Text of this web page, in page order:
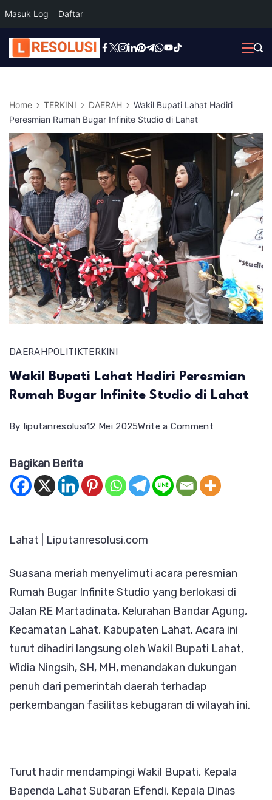
Masuk Log Daftar
Skip
to
Home TERKINI DAERAH
Wakil Bupati Lahat Hadiri
Peresmian Rumah Bugar Infinite Studio di Lahat
DAERAHPOLITIKTERKINI
Wakil Bupati Lahat Hadiri Peresmian
Rumah Bugar Infinite Studio di Lahat
By liputanresolusi12 Mei 2025Write a Commenton
Lahat
Infinite
Studio
di
Lahat
Bagikan Berita
Lahat | Liputanresolusi.com
Suasana meriah menyelimuti acara peresmian
Rumah Bugar Infinite Studio yang berlokasi di
Jalan RE Martadinata, Kelurahan Bandar Agung,
Kecamatan Lahat, Kabupaten Lahat. Acara ini
turut dihadiri langsung oleh Wakil Bupati Lahat,
Widia Ningsih, SH, MH, menandakan dukungan
penuh dari pemerintah daerah terhadap
perkembangan fasilitas kebugaran di wilayah ini.
Turut hadir mendampingi Wakil Bupati, Kepala
Bapenda Lahat Subaran Efendi, Kepala Dinas